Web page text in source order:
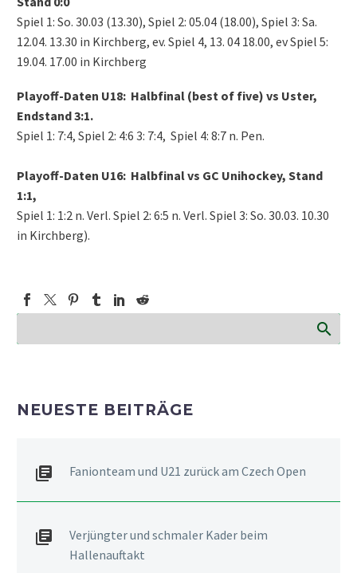
Spiel 1: So. 30.03 (13.30), Spiel 2: 05.04 (18.00), Spiel 3: Sa.
12.04. 13.30 in Kirchberg, ev. Spiel 4, 13. 04 18.00, ev Spiel 5:
19.04. 17.00 in Kirchberg
Playoff-Daten U18: Halbfinal (best of five) vs Uster,
Endstand 3:1.
Spiel 1: 7:4, Spiel 2: 4:6 3: 7:4, Spiel 4: 8:7 n. Pen.
Playoff-Daten U16: Halbfinal vs GC Unihockey, Stand
1:1,
Spiel 1: 1:2 n. Verl. Spiel 2: 6:5 n. Verl. Spiel 3: So. 30.03. 10.30
in Kirchberg).
NEUESTE BEITRÄGE
Fanionteam und U21 zurück am Czech Open
Verjüngter und schmaler Kader beim
Hallenauftakt